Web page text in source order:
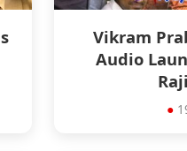
Vikram
Audio
●